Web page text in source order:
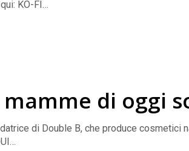
KO-FI
sul perfezionismo materno e come
Natalia
mamme di oggi
di Double B, che produce cosmetici